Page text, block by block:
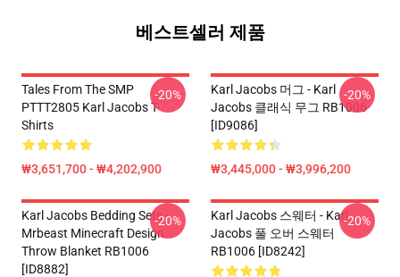
베스트셀러 제품
Tales From The SMP
PTTT2805 Karl Jacobs T-
Shirts
₩3,651,700 - ₩4,202,900
-20%
Karl Jacobs 머그 - Karl
Jacobs 클래식 무그 RB1006
[ID9086]
₩3,445,000 - ₩3,996,200
-20%
Karl Jacobs Bedding Sets -
Mrbeast Minecraft Design
Throw Blanket RB1006
[ID8882]
-20%
Karl Jacobs 스웨터 - Karl
Jacobs 풀 오버 스웨터
RB1006 [ID8242]
-20%